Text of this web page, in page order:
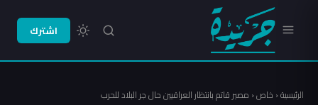
اشترك
الرئيسية‹ خاص‹ مصير قاتم بانتظار العراقيين حال جر البلاد للحرب